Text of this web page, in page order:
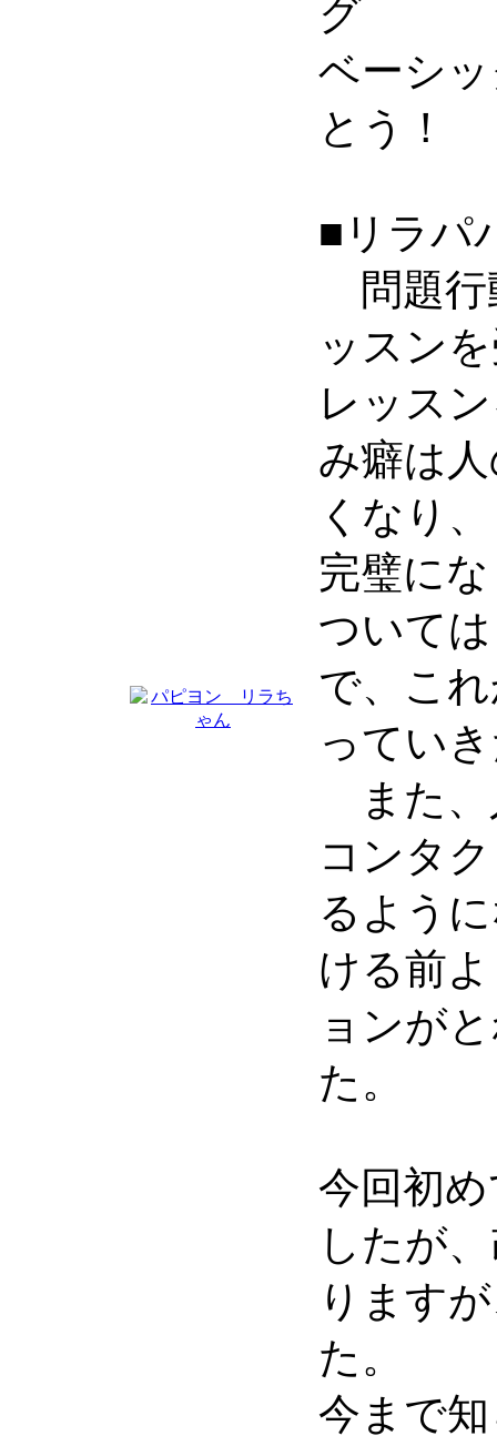
グ
ベーシ
とう！
■リラパ
問題行
ッスン
レッス
み癖は
くなり
完璧に
ついて
で、こ
ってい
また、
コンタ
るよう
ける前
ョンが
た。
今回初
したが
ります
た。
今まで